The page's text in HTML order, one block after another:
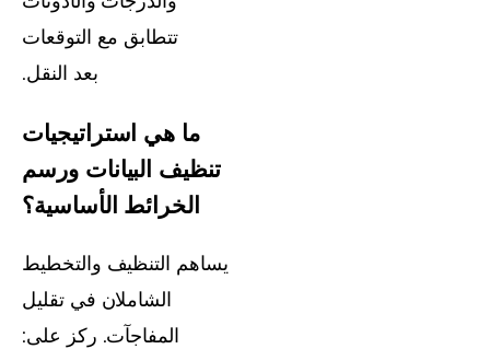
تتطابق مع التوقعات
بعد النقل.
ما هي استراتيجيات
تنظيف البيانات ورسم
الخرائط الأساسية؟
يساهم التنظيف والتخطيط
الشاملان في تقليل
المفاجآت. ركز على: